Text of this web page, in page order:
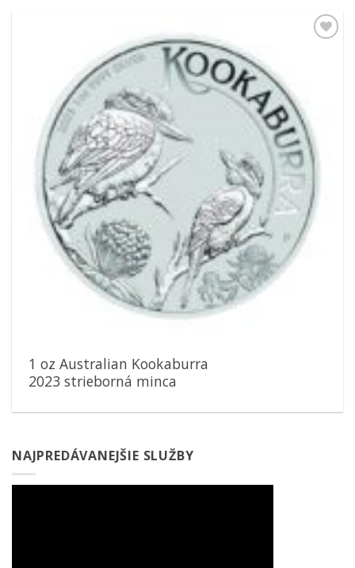
1 oz Australian Kookaburra
2023 strieborná minca
NAJPREDÁVANEJŠIE SLUŽBY